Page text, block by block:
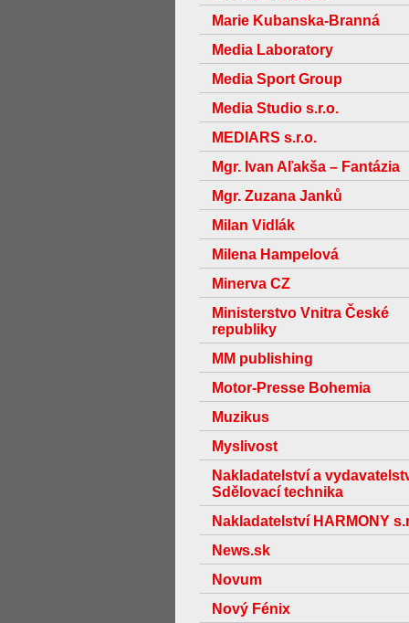
Marie Kubanska-Branná
Media Laboratory
Media Sport Group
Media Studio s.r.o.
MEDIARS s.r.o.
Mgr. Ivan Aľakša – Fantázia
Mgr. Zuzana Janků
Milan Vidlák
Milena Hampelová
Minerva CZ
Ministerstvo Vnitra České
republiky
MM publishing
Motor-Presse Bohemia
Muzikus
Myslivost
Nakladatelství a
Sdělovací technika
Nakladatelství HARMONY
News.sk
Novum
Nový Fénix